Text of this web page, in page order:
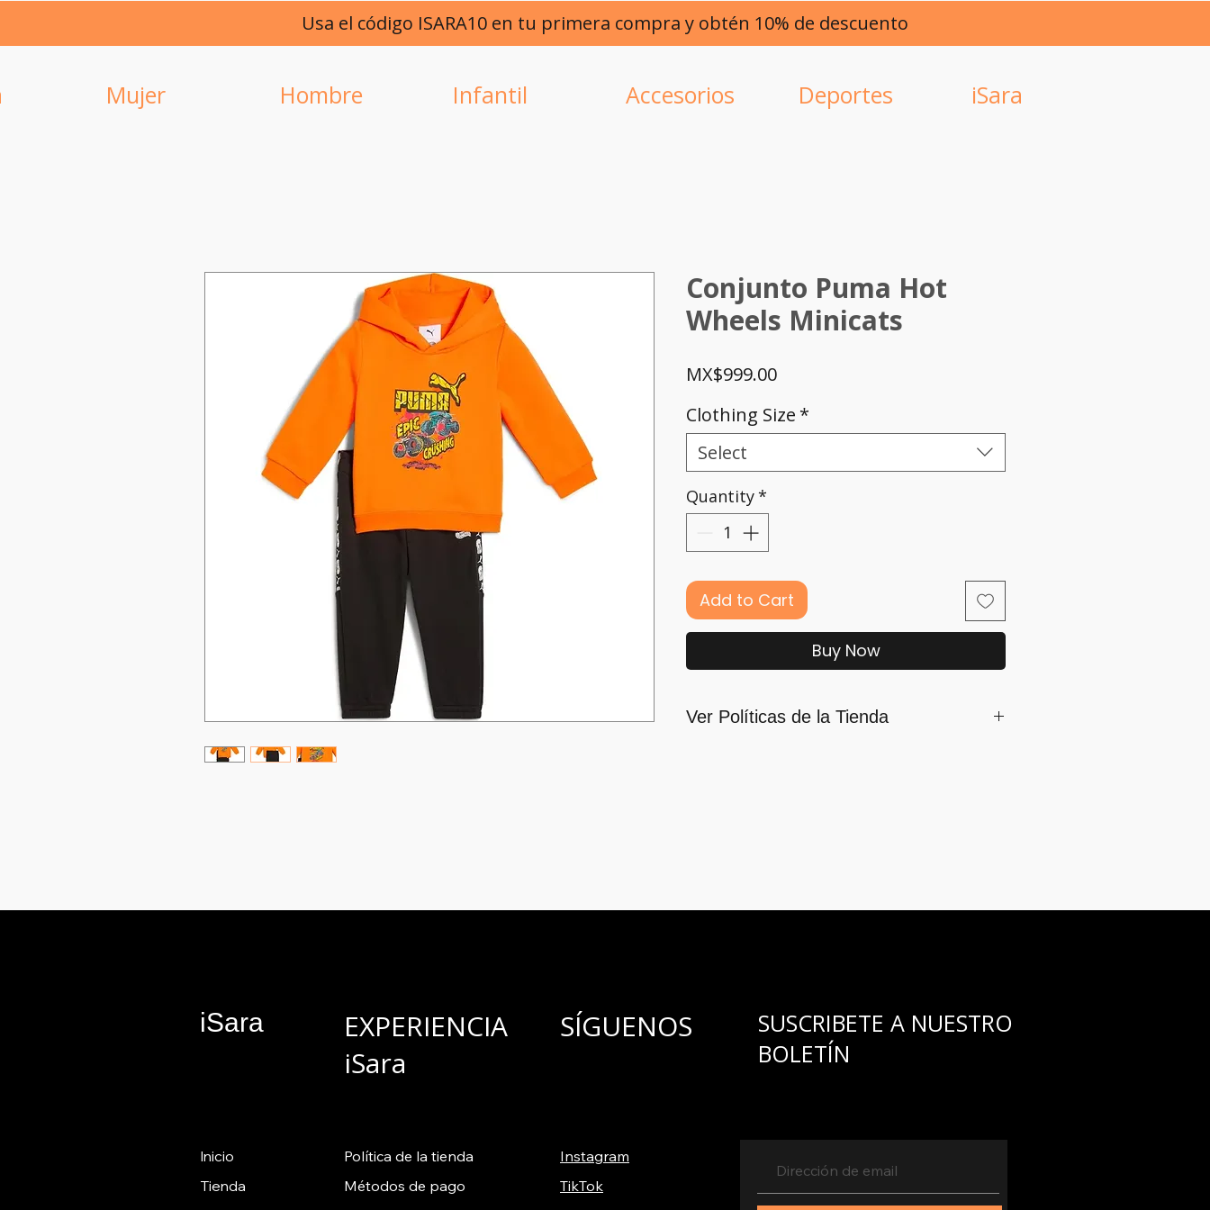
Usa el código ISARA10 en tu primera compra y obtén 10% de descuento
Mujer Hombre Infantil Accesorios Deportes iSara
Conjunto Puma Hot
Wheels Minicats
MX$999.00Price
Clothing Size *
Select
Quantity*
Add to Cart
Buy Now
Ver Políticas de la Tienda
iSara
EXPERIENCIA
iSara
SÍGUENOS
SUSCRIBETE A NUESTRO
BOLETÍN
Inicio
Tienda
Política de la tienda
Métodos de pago
Instagram
TikTok